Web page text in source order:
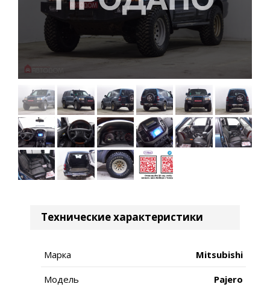
Технические характеристики
Марка Mitsubishi
Модель Pajero